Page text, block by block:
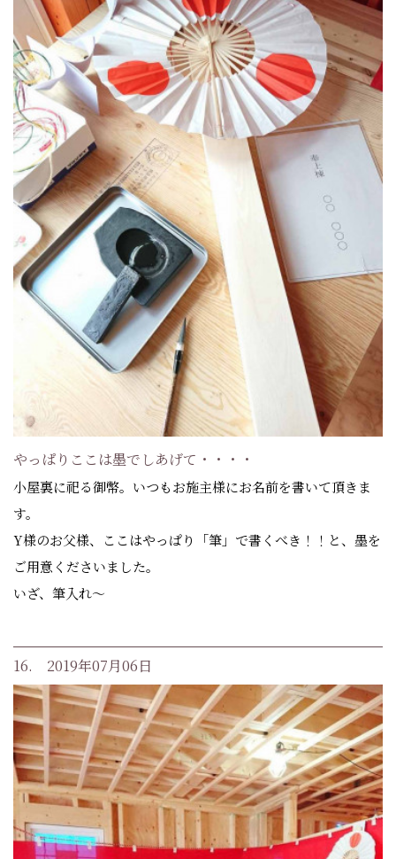
やっぱりここは墨でしあげて・・・・
小屋裏に祀る御幣。いつもお施主様にお名前を書いて頂きま
す。
Y様のお父様、ここはやっぱり「筆」で書くべき！！と、墨を
ご用意くださいました。
いざ、筆入れ～
16. 2019年07月06日